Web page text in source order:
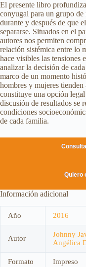
El presente libro
conyugal para un grupo de
durante y después de que
separarse. Situados en el
autores nos permiten
relación sistémica entre lo
hace visibles las tensiones
analizar la decisión de
marco de un momento
hombres y mujeres
constituye una opción
discusión de resultados se
condiciones
de cada familia.
Quiero
Información adicional
Año 2016
Autor Johnny
Angélica
Formato Impreso